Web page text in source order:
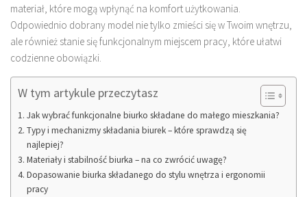
materiał, które mogą wpłynąć na komfort użytkowania.
Odpowiednio dobrany model nie tylko zmieści się w Twoim wnętrzu,
ale również stanie się funkcjonalnym miejscem pracy, które ułatwi
codzienne obowiązki.
W tym artykule przeczytasz
Jak wybrać funkcjonalne biurko składane do małego mieszkania?
Typy i mechanizmy składania biurek – które sprawdzą się
najlepiej?
Materiały i stabilność biurka – na co zwrócić uwagę?
Dopasowanie biurka składanego do stylu wnętrza i ergonomii
pracy